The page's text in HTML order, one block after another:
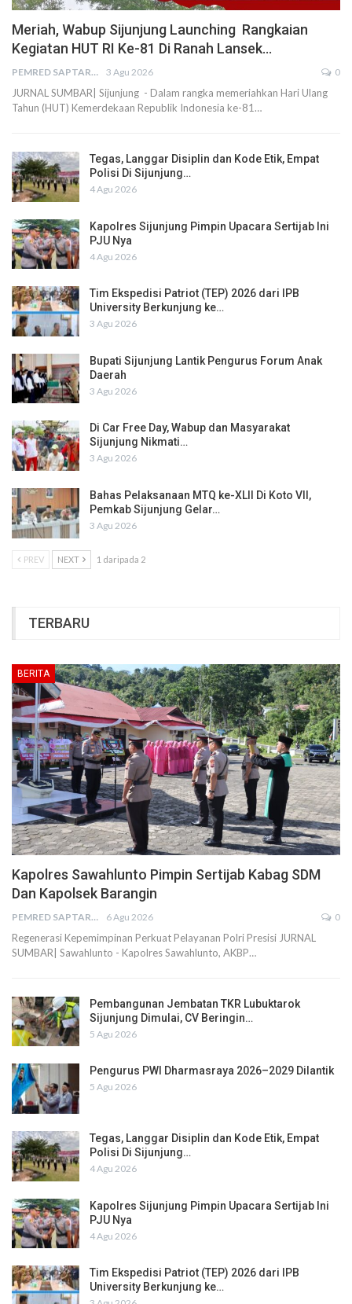
Meriah, Wabup Sijunjung Launching Rangkaian
Kegiatan HUT RI Ke-81 Di Ranah Lansek…
PEMRED SAPTARIUS 3 Agu 2026 0
JURNAL SUMBAR| Sijunjung - Dalam rangka memeriahkan Hari Ulang
Tahun (HUT) Kemerdekaan Republik Indonesia ke-81…
Tegas, Langgar Disiplin dan Kode Etik, Empat
Polisi Di Sijunjung…
4 Agu 2026
Kapolres Sijunjung Pimpin Upacara Sertijab Ini
PJU Nya
4 Agu 2026
Tim Ekspedisi Patriot (TEP) 2026 dari IPB
University Berkunjung ke…
3 Agu 2026
Bupati Sijunjung Lantik Pengurus Forum Anak
Daerah
3 Agu 2026
Di Car Free Day, Wabup dan Masyarakat
Sijunjung Nikmati…
3 Agu 2026
Bahas Pelaksanaan MTQ ke-XLII Di Koto VII,
Pemkab Sijunjung Gelar…
3 Agu 2026
PREV NEXT 1 daripada 2
TERBARU
BERITA
Kapolres Sawahlunto Pimpin Sertijab Kabag SDM
Dan Kapolsek Barangin
PEMRED SAPTARIUS 6 Agu 2026 0
Regenerasi Kepemimpinan Perkuat Pelayanan Polri Presisi JURNAL
SUMBAR| Sawahlunto - Kapolres Sawahlunto, AKBP…
Pembangunan Jembatan TKR Lubuktarok
Sijunjung Dimulai, CV Beringin…
5 Agu 2026
Pengurus PWI Dharmasraya 2026–2029 Dilantik
5 Agu 2026
Tegas, Langgar Disiplin dan Kode Etik, Empat
Polisi Di Sijunjung…
4 Agu 2026
Kapolres Sijunjung Pimpin Upacara Sertijab Ini
PJU Nya
4 Agu 2026
Tim Ekspedisi Patriot (TEP) 2026 dari IPB
University Berkunjung ke…